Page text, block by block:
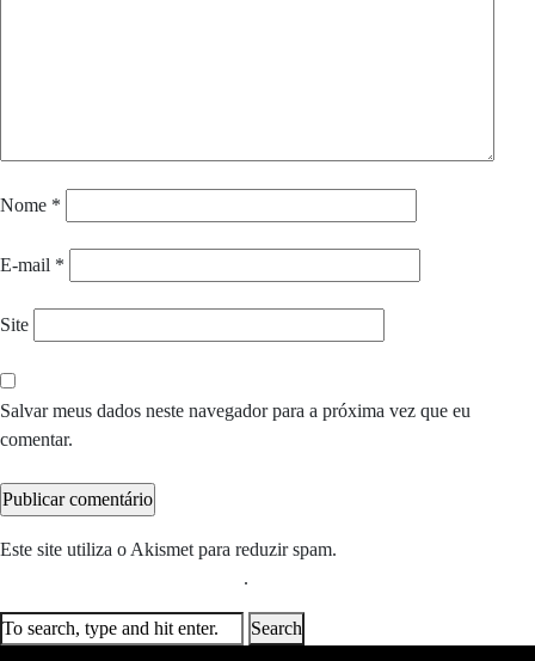
Nome *
E-mail *
Site
Salvar meus dados neste navegador para a próxima vez que eu
comentar.
Este site utiliza o Akismet para reduzir spam.
.
Search